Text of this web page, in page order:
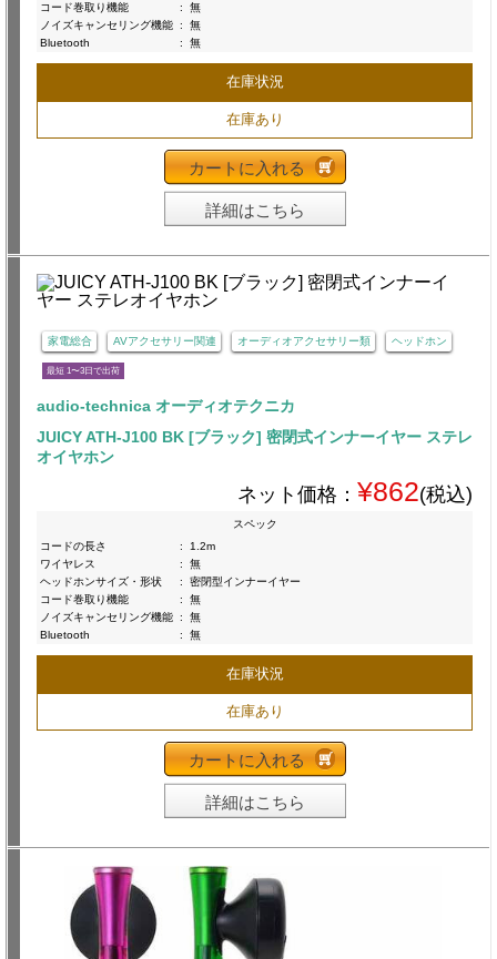
コード巻取り機能
:
無
ノイズキャンセリング機能 :
無
Bluetooth
: 無
在庫状況
在庫あり
カートに入れる
詳細はこちら
家電総合 AVアクセサリー関連 オーディオアクセサリー類 ヘッドホン
最短 1〜3日で出荷
audio-technica オーディオテクニカ
JUICY ATH-J100 BK [ブラック] 密閉式インナーイヤー ステレ
オイヤホン
ネット価格： ¥862(税込)
スペック
コードの長さ
:
1.2m
ワイヤレス
:
無
ヘッドホンサイズ・形状
:
密閉型インナーイヤー
コード巻取り機能
:
無
ノイズキャンセリング機能 :
無
Bluetooth
: 無
在庫状況
在庫あり
カートに入れる
詳細はこちら